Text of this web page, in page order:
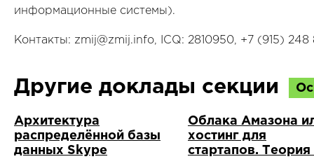
информационные системы).
Контакты: zmij@zmij.info, ICQ: 2810950, +7 (915) 248
Другие доклады секции
Архитектура
распределённой базы
данных Skype
Облака Амазона
хостинг для
стартапов. Теория